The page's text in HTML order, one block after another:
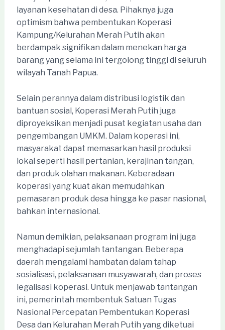
layanan kesehatan di desa. Pihaknya juga
optimism bahwa pembentukan Koperasi
Kampung/Kelurahan Merah Putih akan
berdampak signifikan dalam menekan harga
barang yang selama ini tergolong tinggi di seluruh
wilayah Tanah Papua.
Selain perannya dalam distribusi logistik dan
bantuan sosial, Koperasi Merah Putih juga
diproyeksikan menjadi pusat kegiatan usaha dan
pengembangan UMKM. Dalam koperasi ini,
masyarakat dapat memasarkan hasil produksi
lokal seperti hasil pertanian, kerajinan tangan,
dan produk olahan makanan. Keberadaan
koperasi yang kuat akan memudahkan
pemasaran produk desa hingga ke pasar nasional,
bahkan internasional.
Namun demikian, pelaksanaan program ini juga
menghadapi sejumlah tantangan. Beberapa
daerah mengalami hambatan dalam tahap
sosialisasi, pelaksanaan musyawarah, dan proses
legalisasi koperasi. Untuk menjawab tantangan
ini, pemerintah membentuk Satuan Tugas
Nasional Percepatan Pembentukan Koperasi
Desa dan Kelurahan Merah Putih yang diketuai